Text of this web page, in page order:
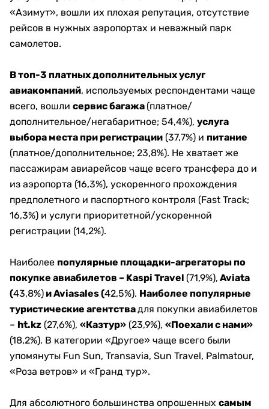
«Азимут», вошли их плохая репутация, отсутствие
рейсов в нужных аэропортах и неважный парк
самолетов.
В топ-3 платных дополнительных услуг
авиакомпаний, используемых респондентами чаще
всего, вошли сервис багажа (платное/
дополнительное/негабаритное; 54,4%), услуга
выбора места при регистрации (37,7%) и питание
(платное/дополнительное; 23,8%). Не хватает же
пассажирам авиарейсов чаще всего трансфера до и
из аэропорта (16,3%), ускоренного прохождения
предполетного и паспортного контроля (Fast Track;
16,3%) и услуги приоритетной/ускоренной
регистрации (14,2%).
Наиболее популярные площадки-агрегаторы по
покупке авиабилетов – Kaspi Travel (71,9%), Aviata
(43,8%) и Aviasales (42,5%). Наиболее популярные
туристические агентствадля покупки авиабилетов
– ht.kz (27,6%), «Казтур» (23,9%), «Поехали с нами»
(18,2%). В категории «Другое» чаще всего были
упомянуты Fun Sun, Transavia, Sun Travel, Palmatour,
«Роза ветров» и «Гранд тур».
Для абсолютного большинства опрошенных самым